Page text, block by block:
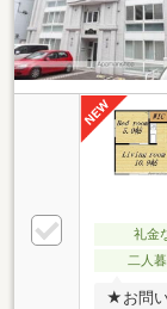
礼金
二人
★お問